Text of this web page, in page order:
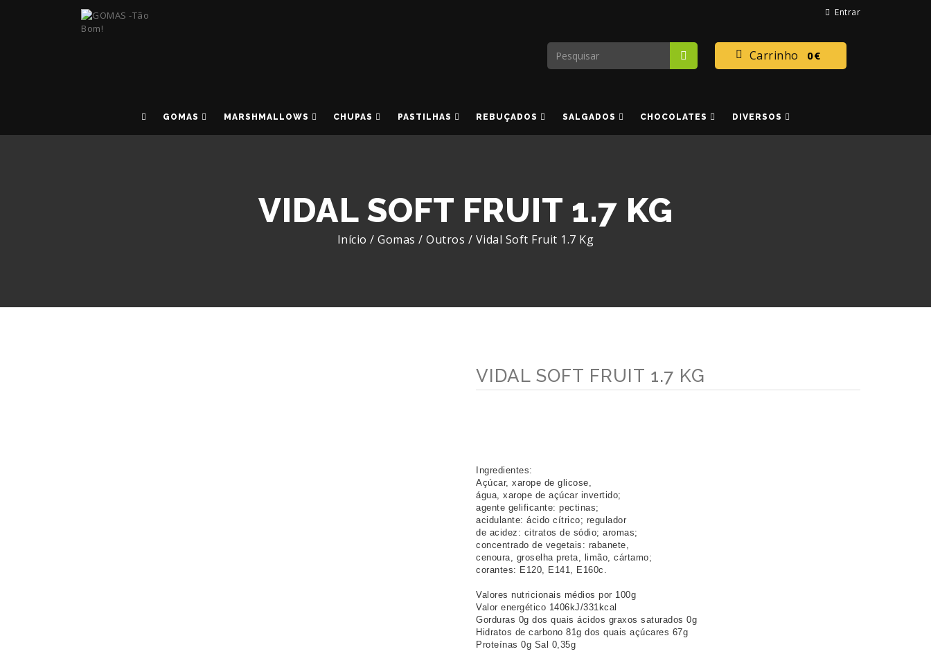
Entrar
Carrinho 0€
GOMAS MARSHMALLOWS CHUPAS PASTILHAS REBUÇADOS SALGADOS CHOCOLATES DIVERSOS
VIDAL SOFT FRUIT 1.7 KG
Início / Gomas / Outros / Vidal Soft Fruit 1.7 Kg
VIDAL SOFT FRUIT 1.7 KG
Ingredientes:
Açúcar, xarope de glicose,
água, xarope de açúcar invertido;
agente gelificante: pectinas;
acidulante: ácido cítrico; regulador
de acidez: citratos de sódio; aromas;
concentrado de vegetais: rabanete,
cenoura, groselha preta, limão, cártamo;
corantes: E120, E141, E160c.
Valores nutricionais médios por 100g
Valor energético 1406kJ/331kcal
Gorduras 0g dos quais ácidos graxos saturados 0g
Hidratos de carbono 81g dos quais açúcares 67g
Proteínas 0g Sal 0,35g